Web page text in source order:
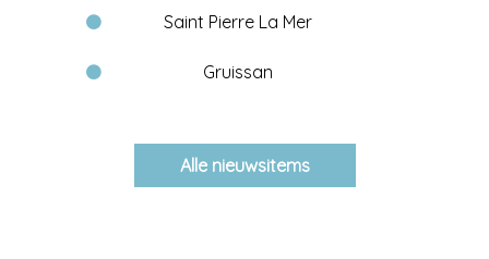
Saint Pierre La Mer
Gruissan
Alle nieuwsitems